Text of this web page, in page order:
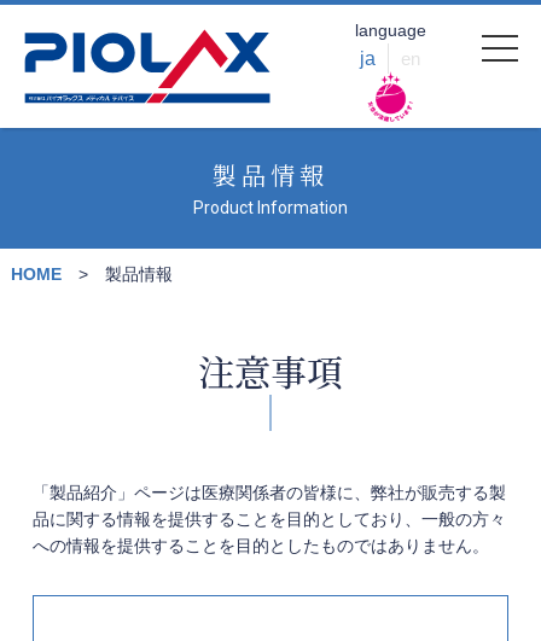
language
ja en
製品情報
Product Information
HOME 製品情報
注意事項
「製品紹介」ページは医療関係者の皆様に、弊社が販売する製
品に関する情報を提供することを目的としており、一般の方々
への情報を提供することを目的としたものではありません。